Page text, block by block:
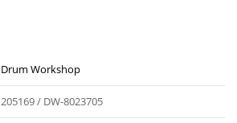
Drum Workshop
205169 / DW-8023705